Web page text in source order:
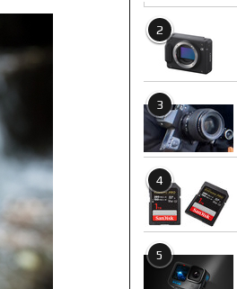
2
3
4
5